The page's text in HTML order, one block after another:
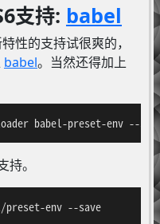
支持: babel
性的支持试很爽的，
babel。当然还得加上
babel-preset-env --
。
preset-env --save